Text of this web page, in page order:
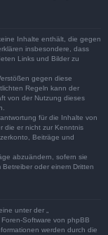
Inhalte enthält, die gegen
insbesondere, dass
Links und Bilder zu
gegen diese
Regeln kann der
von der Nutzung dieses
für die Inhalte von
die er nicht zur Kenntnis
Beiträge und
abzuändern, sofern sie
oder einem Dritten
unter der „
Software von phpBB
werden durch die